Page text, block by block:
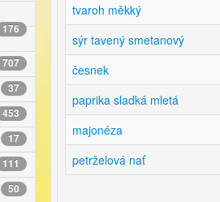
176
707
37
453
17
111
50
tvaroh měkký
sýr tavený smetanový
česnek
paprika sladká mletá
majonéza
petrželová nať